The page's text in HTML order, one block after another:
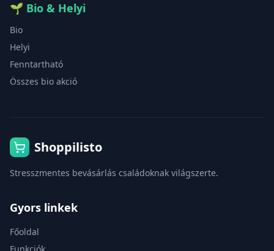
🌱 Bio & Helyi
Bio
Helyi
Fenntartható
Összes bio akció
Shoppilisto
Stresszmentes bevásárlás családoknak világszerte.
Gyors linkek
Főoldal